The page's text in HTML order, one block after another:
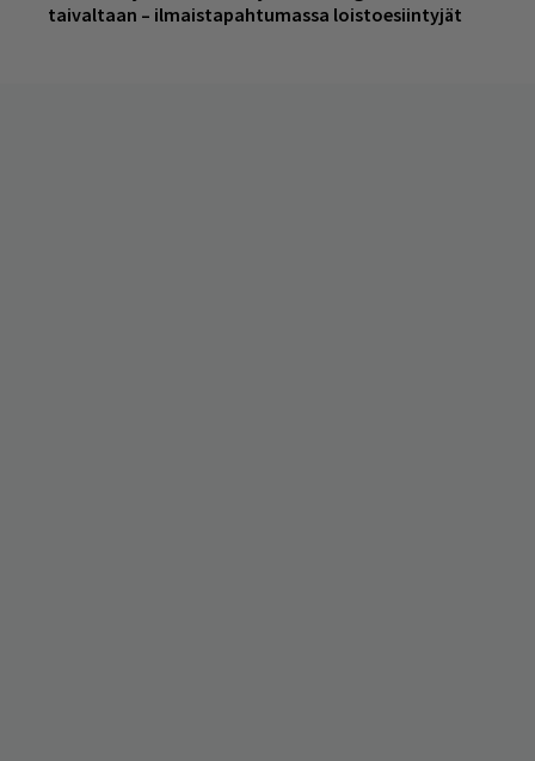
taivaltaan – ilmaistapahtumassa loistoesiintyjät